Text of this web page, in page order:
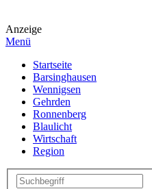
Anzeige
Menü
Startseite
Barsinghausen
Wennigsen
Gehrden
Ronnenberg
Blaulicht
Wirtschaft
Region